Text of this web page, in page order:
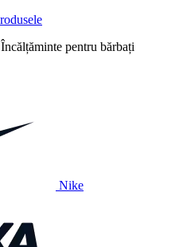
Încălțăminte pentru bărbați
Nike